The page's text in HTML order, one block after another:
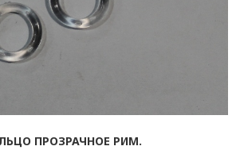
ПРОЗРАЧНОЕ РИМ.